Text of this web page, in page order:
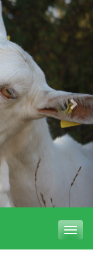
Toggle